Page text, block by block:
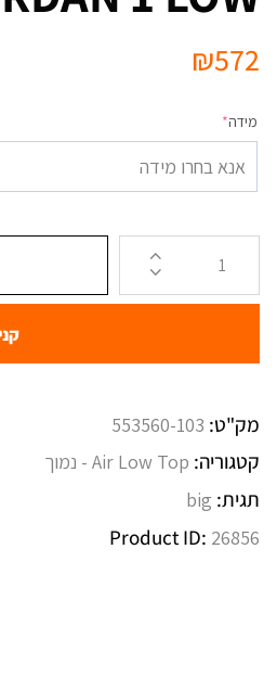
₪572
מידה*
אנא בחרו מידה
מק"ט: 553560-103
קטגוריה: Air Low Top - נמוך
תגית: big
Product ID: 26856